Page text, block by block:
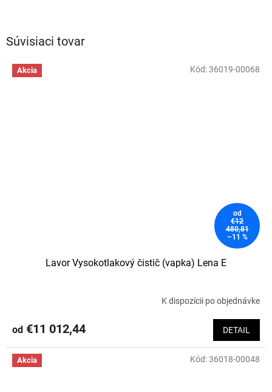
Súvisiaci tovar
Akcia
od
€12
480,81
–11 %
Lavor Vysokotlakový čistič (vapka) Lena E
K dispozícii po objednávke
od €11 012,44 DETAIL
Kód:36019-00068
Akcia Kód:36018-00048